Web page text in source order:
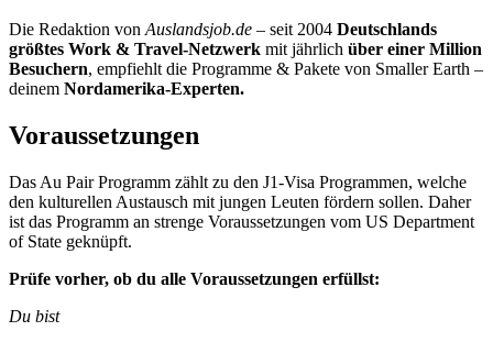
Die Redaktion von Auslandsjob.de – seit 2004 Deutschlands
größtes Work & Travel-Netzwerk mit jährlich über einer Million
Besuchern, empfiehlt die Programme & Pakete von Smaller Earth –
deinem Nordamerika-Experten.
Voraussetzungen
Das Au Pair Programm zählt zu den J1-Visa Programmen, welche
den kulturellen Austausch mit jungen Leuten fördern sollen. Daher
ist das Programm an strenge Voraussetzungen vom US Department
of State geknüpft.
Prüfe vorher, ob du alle Voraussetzungen erfüllst:
Du bist